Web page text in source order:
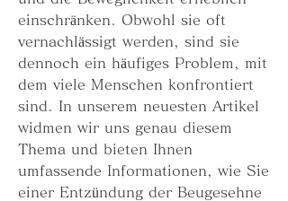
einschränken. Obwohl sie oft
vernachlässigt werden, sind sie
dennoch ein häufiges Problem, mit
dem viele Menschen konfrontiert
sind. In unserem neuesten Artikel
widmen wir uns genau diesem
Thema und bieten Ihnen
umfassende Informationen, wie Sie
einer Entzündung der Beugesehne